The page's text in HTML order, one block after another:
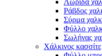
Ράβδος
Σύρμα
Φύλλο
Σωλήνας
Χάλκινος